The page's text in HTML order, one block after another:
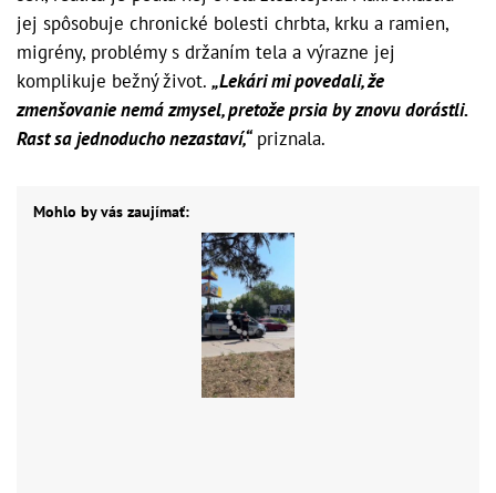
jej spôsobuje chronické bolesti chrbta, krku a ramien,
migrény, problémy s držaním tela a výrazne jej
komplikuje bežný život. „Lekári mi povedali, že
zmenšovanie nemá zmysel, pretože prsia by znovu dorástli.
Rast sa jednoducho nezastaví,“priznala.
Mohlo by vás zaujímať: